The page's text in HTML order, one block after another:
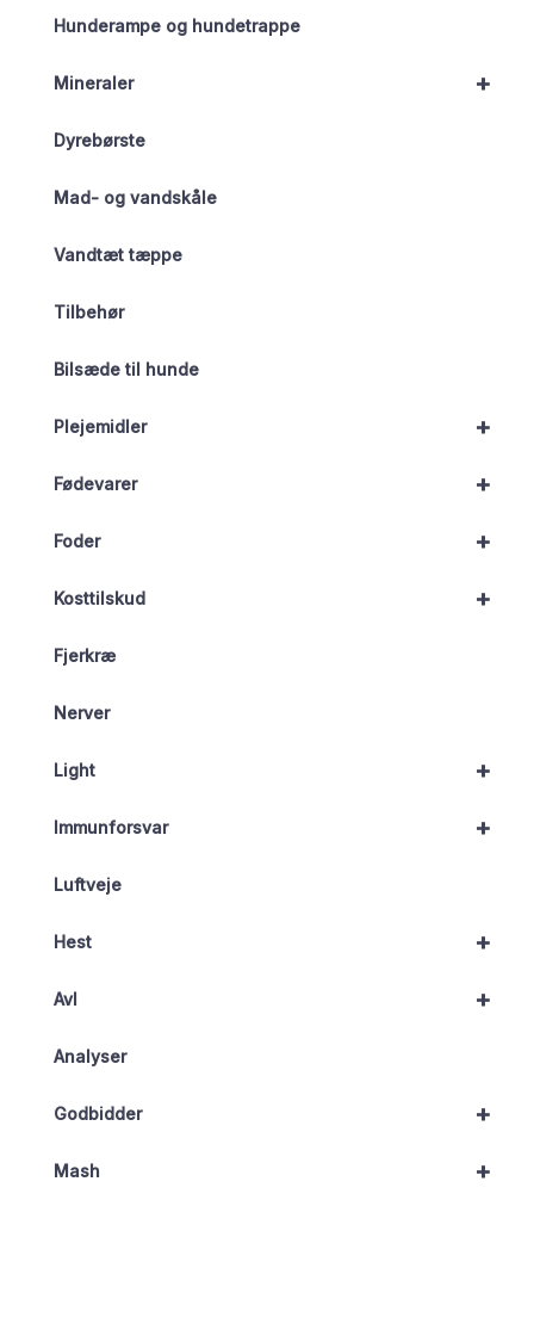
Hunderampe og hundetrappe
+
Mineraler
Dyrebørste
Mad- og vandskåle
Vandtæt tæppe
Tilbehør
Bilsæde til hunde
+
Plejemidler
+
Fødevarer
+
Foder
+
Kosttilskud
Fjerkræ
Nerver
+
Light
+
Immunforsvar
Luftveje
+
Hest
+
Avl
Analyser
+
Godbidder
+
Mash